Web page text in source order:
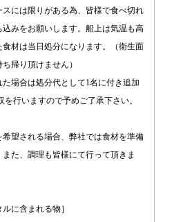
には限りがある為、皆様で食べ切れ
込みをお願いします。船上は気温も高
食材は当日処分になります。（衛生面
帰り頂けません）
場合は処分代として1名に付き追加
を行いますので予めご了承下さい。
望される場合、弊社では食材を準備
た、調理も皆様にて行って頂きま
ルに含まれる物］